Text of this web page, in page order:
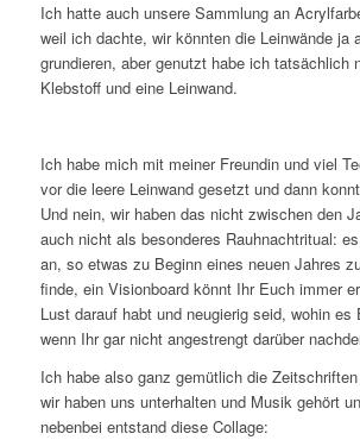
Ich hatte auch unsere Sammlung an
weil ich dachte, wir könnten die Leinwände ja
grundieren, aber genutzt habe ich tatsächlich
Klebstoff und eine Leinwand.
Ich habe mich mit meiner Freundin und viel
vor die leere Leinwand gesetzt und dann
Und nein, wir haben das nicht zwischen den
auch nicht als besonderes Rauhnachtritual:
an, so etwas zu Beginn eines neuen Jahres
finde, ein Visionboard könnt Ihr Euch immer
Lust darauf habt und neugierig seid, wohin
wenn Ihr gar nicht angestrengt darüber
Ich habe also ganz gemütlich die
wir haben uns unterhalten und Musik gehört
nebenbei entstand diese Collage: